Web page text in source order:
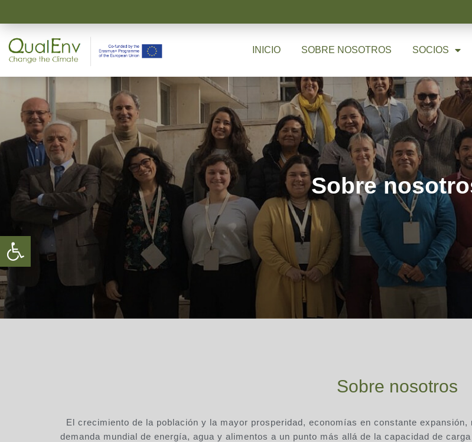
Abrir barra de herramientas
INICIO SOBRE NOSOTROS SOCIOS
Sobre
Sobre nosotros
El crecimiento de la población y la mayor prosperidad, economías en constante
demanda mundial de energía, agua y alimentos a un punto más allá de la capacidad de